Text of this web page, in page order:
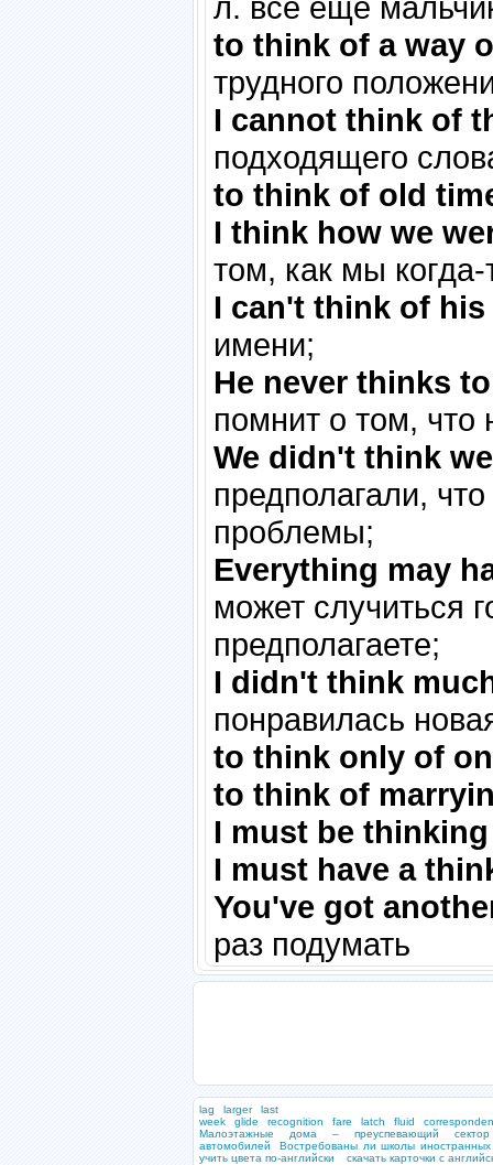
to think of a way
трудного
I cannot think of
подходящего
to think of old
I think how we
том, как мы
I can't think of his
имени;
He never thinks
помнит о том, что
We didn't think
предполагали,
проблемы;
Everything may
может случиться
предполагаете;
I didn't think
понравилась
to think only of
to think of
I must be
I must have a
You've got
раз подумать
lag larger
week
glide recognition fare latch fluid
Малоэтажные дома – преуспевающий
автомобилей
Востребованы ли школы иностранных
учить цвета по-английски
скачать карточки с